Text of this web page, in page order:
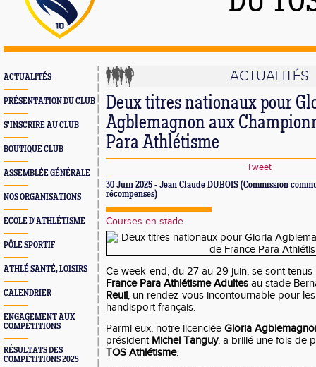
ACTUALITÉS
PRÉSENTATION DU CLUB
S'INSCRIRE AU CLUB
BOUTIQUE CLUB
ASSEMBLÉE GÉNÉRALE
NOS ORGANISATIONS
ECOLE D'ATHLÉTISME
PÔLE SPORTIF
ATHLÉ SANTÉ, LOISIRS
CALENDRIER
ENGAGEMENT AUX
COMPÉTITIONS
RÉSULTATS DES
COMPÉTITIONS 2025
ACTUALITÉS
Deux titres nationaux pour
Agblemagnon aux
Para Athlétisme
Tweet
30 Juin 2025 - Jean Claude DUBOIS (Commission
récompenses)
Courses en stade
Ce week-end, du 27 au 29 juin, se sont
France Para Athlétisme Adultes au stade
Reuil, un rendez-vous incontournable pour
handisport français.
Parmi eux, notre licenciée Gloria
président Michel Tanguy, a brillé une fois de
TOS Athlétisme.